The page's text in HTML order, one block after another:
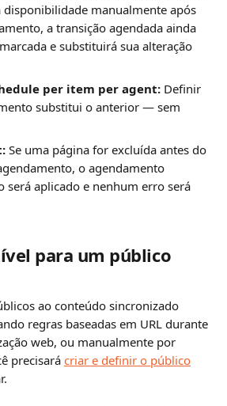
disponibilidade manualmente após
a transição agendada ainda
e substituirá sua alteração
per item per agent: Definir
substitui o anterior — sem
Se uma página for excluída antes do
o agendamento
será aplicado e nenhum erro será
para um público
ao conteúdo sincronizado
regras baseadas em URL durante
web, ou manualmente por
precisará criar e definir o público